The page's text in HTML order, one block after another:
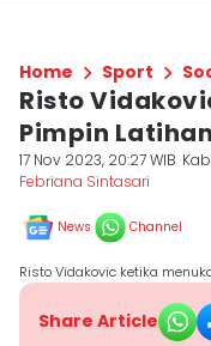
Home Sport
Risto
Pimpin Latihan
17 Nov 2023, 20:27 WIB
Febriana Sintasari
News Channel
Risto Vidakovic ketika
Share Article